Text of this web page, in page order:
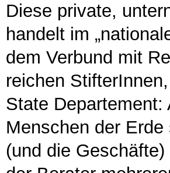
Diese private,
handelt im
dem Verbund mit
reichen
State
Menschen der
(und die